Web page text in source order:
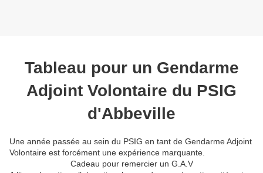
Tableau pour un Gendarme
Adjoint Volontaire du PSIG
d'Abbeville
Une année passée au sein du PSIG en tant de Gendarme Adjoint
Volontaire est forcément une expérience marquante.
Cadeau pour remercier un G.A.V